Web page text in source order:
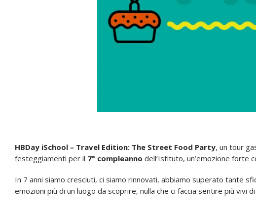
HBDay iSchool – Travel Edition: The Street Food Party, un tour
festeggiamenti per il 7° compleanno dell’Istituto, un’emozione forte
In 7 anni siamo cresciuti, ci siamo rinnovati, abbiamo superato tante
emozioni più di un luogo da scoprire, nulla che ci faccia sentire più vivi